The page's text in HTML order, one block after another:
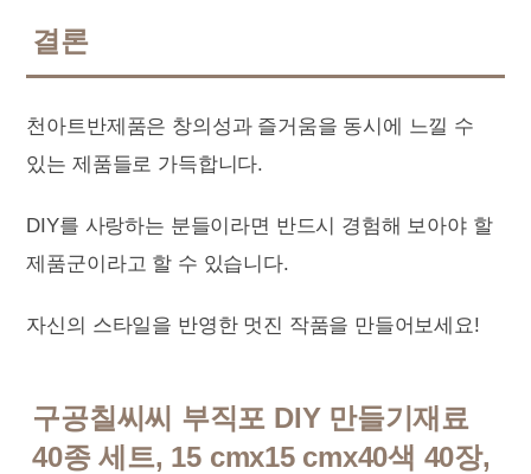
결론
천아트반제품은 창의성과 즐거움을 동시에 느낄 수
있는 제품들로 가득합니다.
DIY를 사랑하는 분들이라면 반드시 경험해 보아야 할
제품군이라고 할 수 있습니다.
자신의 스타일을 반영한 멋진 작품을 만들어보세요!
구공칠씨씨 부직포 DIY 만들기재료
40종 세트, 15 cmx15 cmx40색 40장,